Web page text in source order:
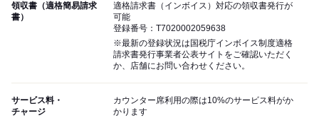
領収書（適格簡易請求
書）
適格請求書（インボイス）対応の領収書発行が
可能
登録番号：T7020002059638
※最新の登録状況は国税庁インボイス制度適格
請求書発行事業者公表サイトをご確認いただく
か、店舗にお問い合わせください。
サービス料・
チャージ
カウンター席利用の際は10%のサービス料がか
かります